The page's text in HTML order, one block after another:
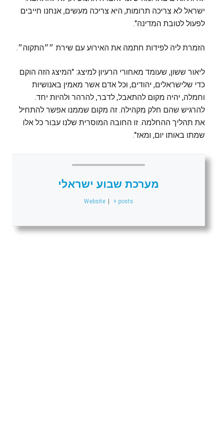
ישראל לא צריכה תרומות, היא צריכה מעשים, אנחנו חייבים
לפעול לטובת המדינה".
הזמרת ליה לפידות חתמה את האירוע עם שירת ״״התקוה״.
ליאור ששון, שעומד מאחורי הרעיון למיצג: "המיצג הזה הוקם
כדי שלישראלים, יהודים, וכל אדם אשר מאמין באנושיות
וחמלה, יהיה מקום להתאבל, לדבר, להרהר ולהיות יחד.
להרגיש שהם חלק מקהילה. זה מקום שממנו אפשר להתחיל
את תהליך ההחלמה. זו החובה המוסרית שלנו עבור כל אלו
שמתו באותו יום, ומאז".
מערכת שבוע ישראלי
Website | + posts